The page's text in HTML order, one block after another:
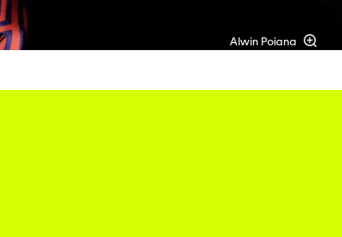
Alwin Poiana